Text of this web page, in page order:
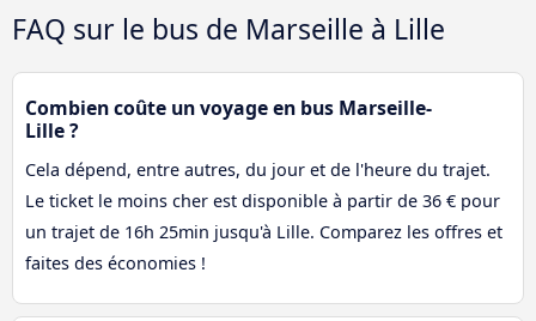
FAQ sur le bus de Marseille à Lille
Combien coûte un voyage en bus Marseille-
Lille ?
Cela dépend, entre autres, du jour et de l'heure du trajet.
Le ticket le moins cher est disponible à partir de 36 € pour
un trajet de 16h 25min jusqu'à Lille. Comparez les offres et
faites des économies !